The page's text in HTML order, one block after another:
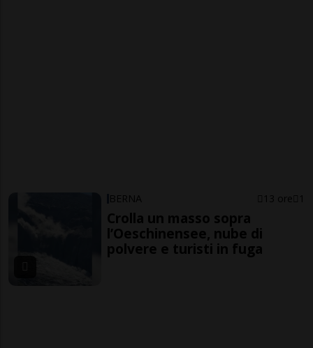
BERNA 13 ore 1
Crolla un masso sopra
l’Oeschinensee, nube di
polvere e turisti in fuga